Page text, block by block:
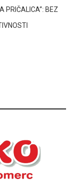
PRIČALICA”: BEZ